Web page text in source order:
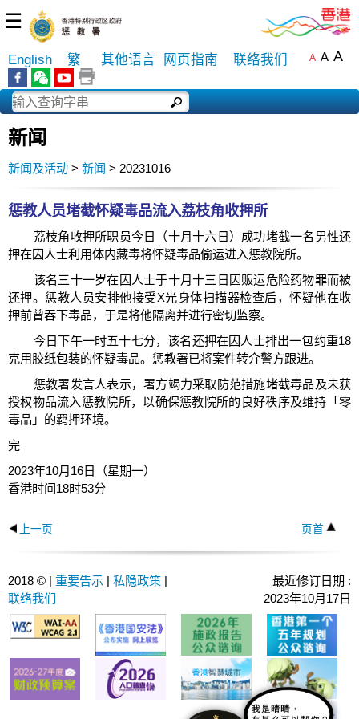
☰
English 繁 其他语言 网页指南 联络我们 A A A
新闻
新闻及活动 > 新闻 > 20231016
惩教人员堵截怀疑毒品流入荔枝角收押所
荔枝角收押所职员今日（十月十六日）成功堵截一名男性还
押在囚人士利用体内藏毒将怀疑毒品偷运进入惩教院所。
该名三十一岁在囚人士于十月十三日因贩运危险药物罪而被
还押。惩教人员安排他接受X光身体扫描器检查后，怀疑他在收
押前曾吞下毒品，于是将他隔离并进行密切监察。
今日下午一时五十七分，该名还押在囚人士排出一包约重18
克用胶纸包装的怀疑毒品。惩教署已将案件转介警方跟进。
惩教署发言人表示，署方竭力采取防范措施堵截毒品及未获
授权物品流入惩教院所，以确保惩教院所的良好秩序及维持「零
毒品」的羁押环境。
完
2023年10月16日（星期一）
香港时间18时53分
上一页 页首
2018 © | 重要告示 | 私隐政策 |
联络我们
最近修订日期 :
2023年10月17日